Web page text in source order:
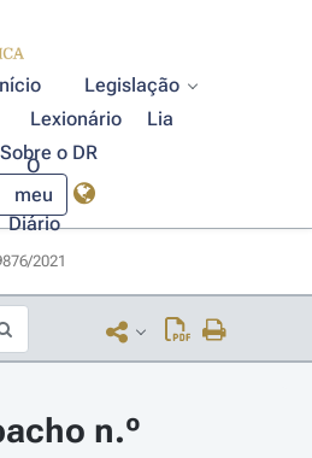
Legislação
Lexionário
Lia
Sobre o DR
O
meu
Diário
2021
n.º